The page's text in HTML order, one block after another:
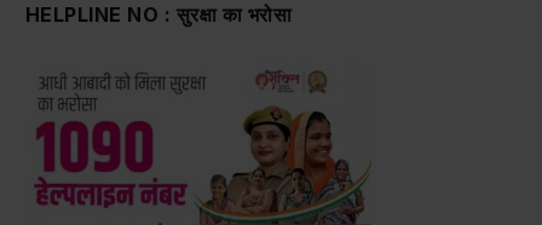
HELPLINE NO : सुरक्षा का भरोसा